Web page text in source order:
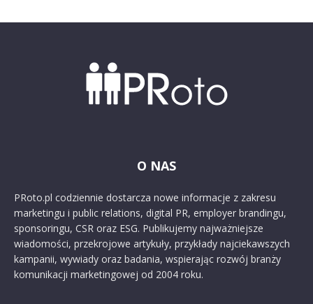
O NAS
PRoto.pl codziennie dostarcza nowe informacje z zakresu
marketingu i public relations, digital PR, employer brandingu,
sponsoringu, CSR oraz ESG. Publikujemy najważniejsze
wiadomości, przekrojowe artykuły, przykłady najciekawszych
kampanii, wywiady oraz badania, wspierając rozwój branży
komunikacji marketingowej od 2004 roku.